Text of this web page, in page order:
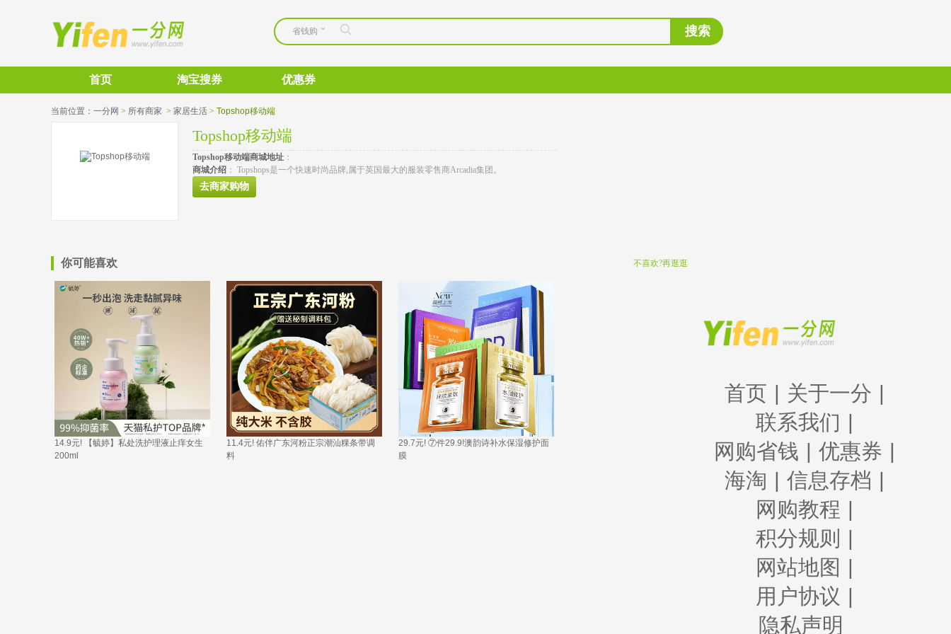
省钱购 搜索
首页 淘宝搜券 优惠券
当前位置： 一分网 > 所有商家 > 家居生活 > Topshop移动端
Topshop移动端
Topshop移动端商城地址 ：
商城介绍 ： Topshops是一个快速时尚品牌,属于英国最大的服装零售商Arcadia集团。
去商家购物
你可能喜欢 不喜欢?再逛逛
14.9元! 【毓婷】私处洗护理液止痒女生
200ml
11.4元! 佑伴广东河粉正宗潮汕粿条带调
料
29.7元! ⑦件29.9!澳韵诗补水保湿修护面
膜
首页 | 关于一分 |
联系我们 |
网购省钱 | 优惠券 |
海淘 | 信息存档 |
网购教程 |
积分规则
|
网站地图 |
用户协议 |
隐私声明